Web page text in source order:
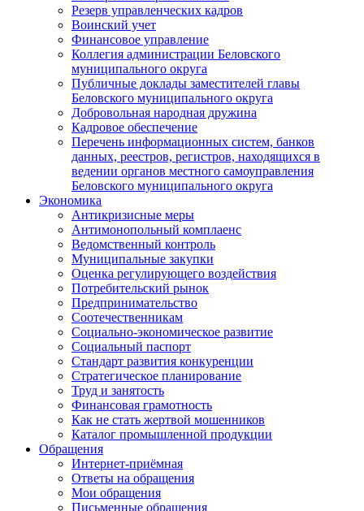
Резерв управленческих кадров
Воинский учет
Финансовое управление
Коллегия администрации Беловского
муниципального округа
Публичные доклады заместителей главы
Беловского муниципального округа
Добровольная народная дружина
Кадровое обеспечение
Перечень информационных систем, банков
данных, реестров, регистров, находящихся в
ведении органов местного самоуправления
Беловского муниципального округа
Экономика
Антикризисные меры
Антимонопольный комплаенс
Ведомственный контроль
Муниципальные закупки
Оценка регулирующего воздействия
Потребительский рынок
Предпринимательство
Соотечественникам
Социально-экономическое развитие
Социальный паспорт
Стандарт развития конкуренции
Стратегическое планирование
Труд и занятость
Финансовая грамотность
Как не стать жертвой мошенников
Каталог промышленной продукции
Обращения
Интернет-приёмная
Ответы на обращения
Мои обращения
Письменные обращения